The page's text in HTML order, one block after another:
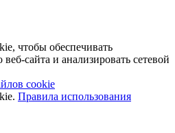
чтобы обеспечивать
сайта и анализировать сетевой
cookie
Правила использования